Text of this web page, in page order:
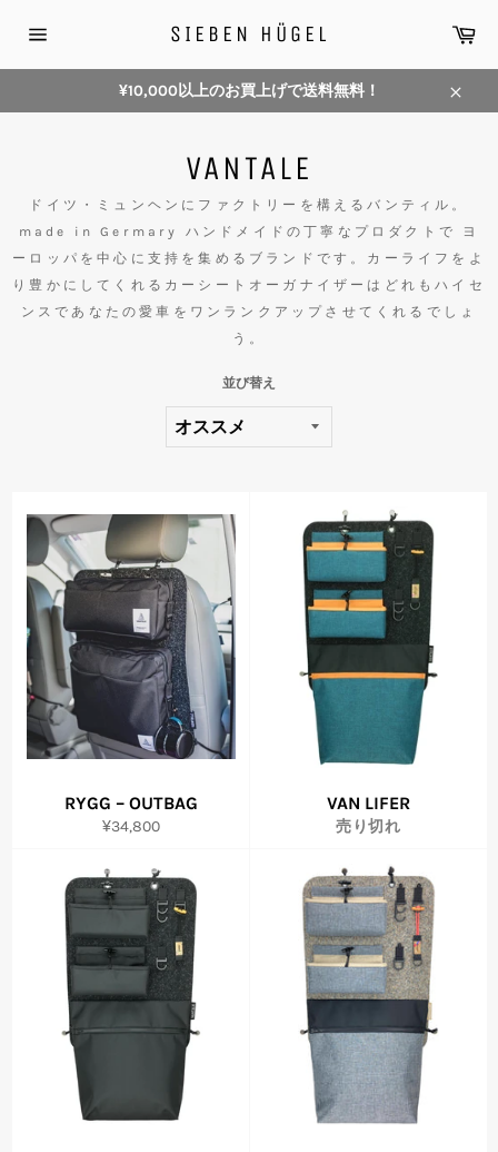
ツ
す
る
イ
メ
SIEBEN HÜGEL
カ
ト
¥10,000以上のお買上げで送料無料！
閉
VANTALE
ドイツ・ミュンヘンにファクトリーを構えるバンティル。
made in Germary ハンドメイドの丁寧なプロダクトで ヨ
ーロッパを中心に支持を集めるブランドです。カーライフをよ
り豊かにしてくれるカーシートオーガナイザーはどれもハイセ
ンスであなたの愛車をワンランクアップさせてくれるでしょ
う。
並び替え
RYGG – OUTBAG
通
価
格
¥34,800
VAN LIFER
売り切れ